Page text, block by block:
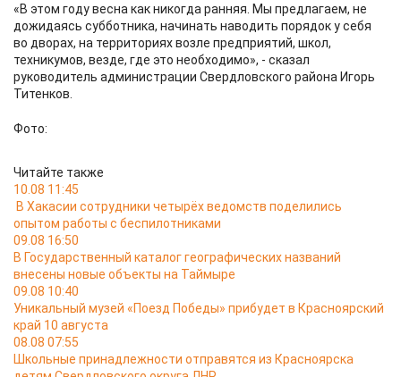
«В этом году весна как никогда ранняя. Мы предлагаем, не
дожидаясь субботника, начинать наводить порядок у себя
во дворах, на территориях возле предприятий, школ,
техникумов, везде, где это необходимо», - сказал
руководитель администрации Свердловского района Игорь
Титенков.
Фото:
Читайте также
10.08 11:45
В Хакасии сотрудники четырёх ведомств поделились
опытом работы с беспилотниками
09.08 16:50
В Государственный каталог географических названий
внесены новые объекты на Таймыре
09.08 10:40
Уникальный музей «Поезд Победы» прибудет в Красноярский
край 10 августа
08.08 07:55
Школьные принадлежности отправятся из Красноярска